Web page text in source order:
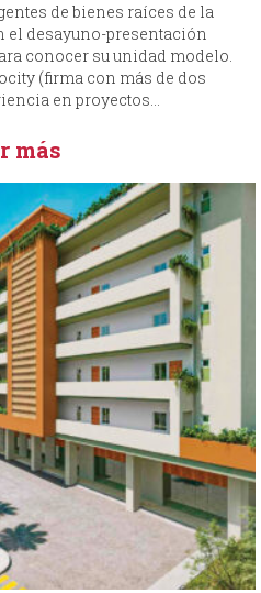
de bienes raíces de la
el desayuno-presentación
conocer su unidad modelo.
(firma con más de dos
en proyectos...
más